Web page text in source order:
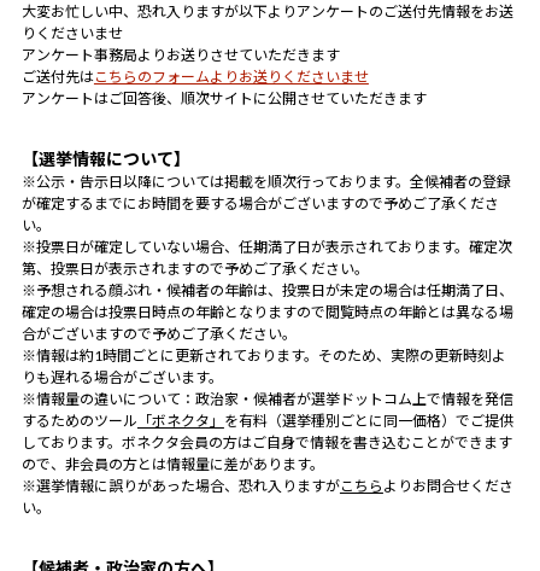
大変お忙しい中、恐れ入りますが以下よりアンケートのご送付先情報をお送
りくださいませ
アンケート事務局よりお送りさせていただきます
ご送付先はこちらのフォームよりお送りくださいませ
アンケートはご回答後、順次サイトに公開させていただきます
【選挙情報について】
※公示・告示日以降については掲載を順次行っております。全候補者の登録
が確定するまでにお時間を要する場合がございますので予めご了承くださ
い。
※投票日が確定していない場合、任期満了日が表示されております。確定次
第、投票日が表示されますので予めご了承ください。
※予想される顔ぶれ・候補者の年齢は、投票日が未定の場合は任期満了日、
確定の場合は投票日時点の年齢となりますので閲覧時点の年齢とは異なる場
合がございますので予めご了承ください。
※情報は約1時間ごとに更新されております。そのため、実際の更新時刻よ
りも遅れる場合がございます。
※情報量の違いについて：政治家・候補者が選挙ドットコム上で情報を発信
するためのツール 「ボネクタ」 を有料（選挙種別ごとに同一価格）でご提供
しております。ボネクタ会員の方はご自身で情報を書き込むことができます
ので、非会員の方とは情報量に差があります。
※選挙情報に誤りがあった場合、恐れ入りますがこちら よりお問合せくださ
い。